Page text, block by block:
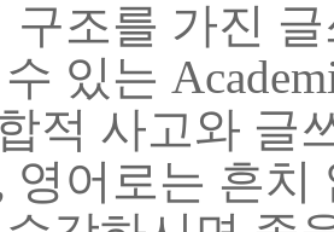
구조를 가진
있는
적 사고와 글
영어로는 흔치